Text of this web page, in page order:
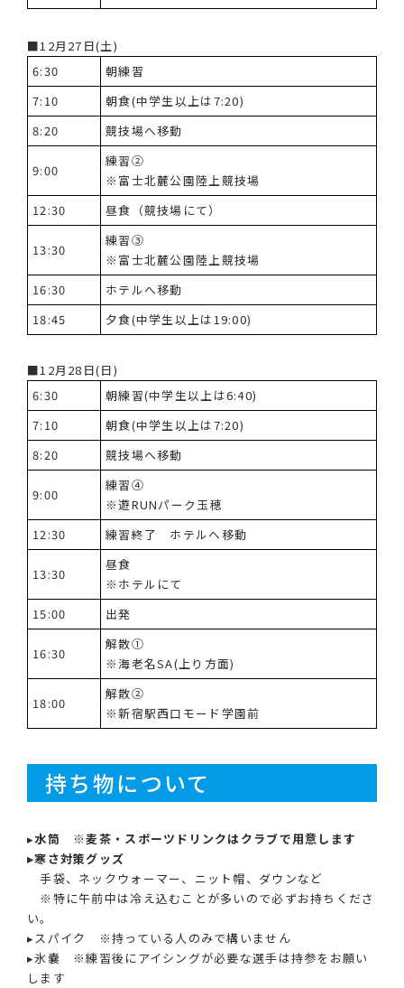
■12月27日(土)
6:30
朝練習
7:10
朝食(中学生以上は7:20)
8:20
競技場へ移動
9:00
練習②
※富士北麓公園陸上競技場
12:30
昼食（競技場にて）
13:30
練習③
※富士北麓公園陸上競技場
16:30
ホテルへ移動
18:45
夕食(中学生以上は19:00)
■12月28日(日)
6:30
朝練習(中学生以上は6:40)
7:10
朝食(中学生以上は7:20)
8:20
競技場へ移動
9:00
練習④
※遊RUNパーク玉穂
12:30
練習終了 ホテルへ移動
13:30
昼食
※ホテルにて
15:00
出発
16:30
解散①
※海老名SA(上り方面)
18:00
解散②
※新宿駅西口モード学園前
持ち物について
▸水筒 ※麦茶・スポーツドリンクはクラブで用意します
▸寒さ対策グッズ
手袋、ネックウォーマー、ニット帽、ダウンなど
※特に午前中は冷え込むことが多いので必ずお持ちくださ
い。
▸スパイク ※持っている人のみで構いません
▸氷嚢 ※練習後にアイシングが必要な選手は持参をお願い
します